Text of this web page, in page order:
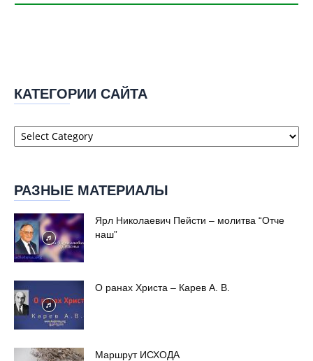
КАТЕГОРИИ САЙТА
Категории
сайта
РАЗНЫЕ МАТЕРИАЛЫ
Ярл Николаевич Пейсти – молитва “Отче
наш”
О ранах Христа – Карев А. В.
Маршрут ИСХОДА